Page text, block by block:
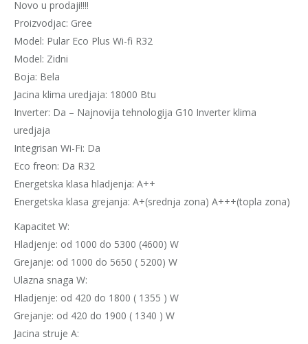
Novo u prodaji!!!!
Proizvodjac: Gree
Model: Pular Eco Plus Wi-fi R32
Model: Zidni
Boja: Bela
Jacina klima uredjaja: 18000 Btu
Inverter: Da – Najnovija tehnologija G10 Inverter klima
uredjaja
Integrisan Wi-Fi: Da
Eco freon: Da R32
Energetska klasa hladjenja: A++
Energetska klasa grejanja: A+(srednja zona) A+++(topla zona)
Kapacitet W:
Hladjenje: od 1000 do 5300 (4600) W
Grejanje: od 1000 do 5650 ( 5200) W
Ulazna snaga W:
Hladjenje: od 420 do 1800 ( 1355 ) W
Grejanje: od 420 do 1900 ( 1340 ) W
Jacina struje A: